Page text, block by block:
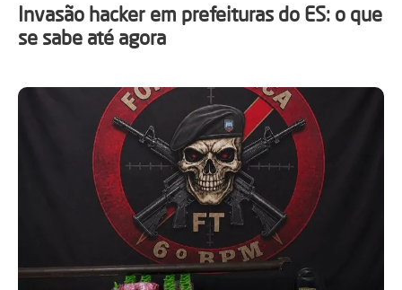
Invasão hacker em prefeituras do ES: o que
se sabe até agora